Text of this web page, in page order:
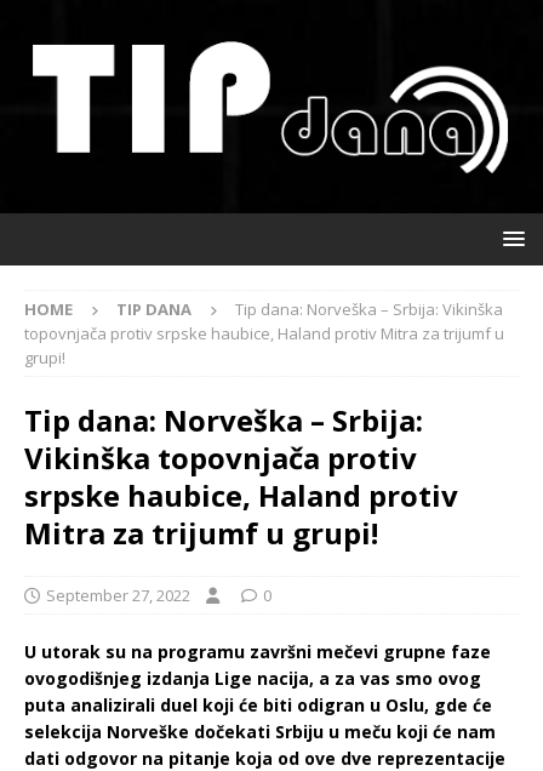
HOME TIP DANA
Tip dana: Norveška – Srbija: Vikinška
topovnjača protiv srpske haubice, Haland protiv Mitra za trijumf u
grupi!
Tip dana: Norveška – Srbija:
Vikinška topovnjača protiv
srpske haubice, Haland protiv
Mitra za trijumf u grupi!
September 27, 2022 0
U utorak su na programu završni mečevi grupne faze
ovogodišnjeg izdanja Lige nacija, a za vas smo ovog
puta analizirali duel koji će biti odigran u Oslu, gde će
selekcija Norveške dočekati Srbiju u meču koji će nam
dati odgovor na pitanje koja od ove dve reprezentacije